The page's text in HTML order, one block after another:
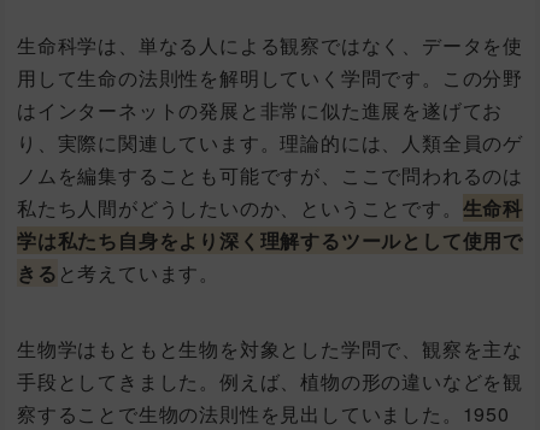
生命科学は、単なる人による観察ではなく、データを使
用して生命の法則性を解明していく学問です。この分野
はインターネットの発展と非常に似た進展を遂げてお
り、実際に関連しています。理論的には、人類全員のゲ
ノムを編集することも可能ですが、ここで問われるのは
私たち人間がどうしたいのか、ということです。 生命科
学は私たち自身をより深く理解するツールとして使用で
きる と考えています。
生物学はもともと生物を対象とした学問で、観察を主な
手段としてきました。例えば、植物の形の違いなどを観
察することで生物の法則性を見出していました。1950